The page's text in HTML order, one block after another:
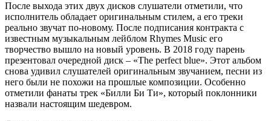
После выхода этих двух дисков слушатели отметили, что
исполнитель обладает оригинальным стилем, а его треки
реально звучат по-новому. После подписания контракта с
известным музыкальным лейблом Rhymes Music его
творчество вышло на новый уровень. В 2018 году парень
презентовал очередной диск – «The perfect blue». Этот альбом
снова удивил слушателей оригинальным звучанием, песни из
него были не похожи на прошлые композиции. Особенно
отметили фанаты трек «Билли Би Ти», который поклонники
назвали настоящим шедевром.